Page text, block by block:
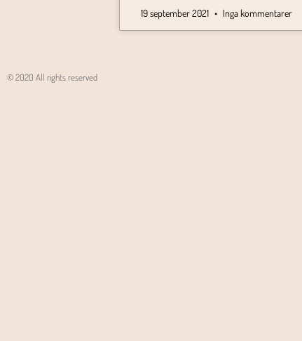
19 september 2021 Inga kommentarer
© 2020 All rights reserved